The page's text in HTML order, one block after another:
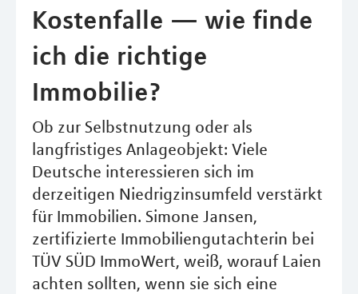
Kostenfalle — wie finde
ich die richtige
Immobilie?
Ob zur Selbstnutzung oder als
langfristiges Anlageobjekt: Viele
Deutsche interessieren sich im
derzeitigen Niedrigzinsumfeld verstärkt
für Immobilien. Simone Jansen,
zertifizierte Immobiliengutachterin bei
TÜV SÜD ImmoWert, weiß, worauf Laien
achten sollten, wenn sie sich eine